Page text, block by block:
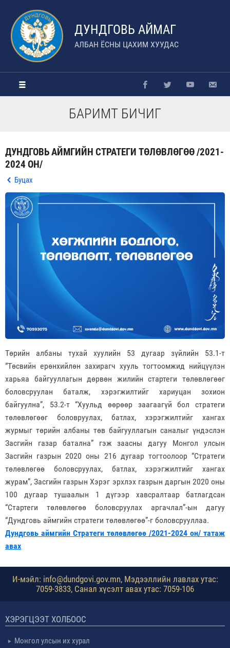
ДУНДГОВЬ АЙМАГ
АЛБАН ЁСНЫ ЦАХИМ ХУУДАС
БАРИМТ БИЧИГ
ДУНДГОВЬ АЙМГИЙН СТРАТЕГИ ТӨЛӨВЛӨГӨӨ /2021-
2024 ОН/
Буцах
Төрийн албаны тухай хуулийн 53 дугаар зүйлийн 53.1-т
“Төсвийн ерөнхийлөн захирагч хууль тогтоомжид нийцүүлэн
харьяа байгууллагын дөрвөн жилийн стартеги төлөвлөгөөг
боловсруулан баталж, хэрэгжилтийг хариуцан зохион
байгуулна”, 53.2-т “Хуульд өөрөөр заагаагүй бол стратеги
төлөвлөгөөг боловруулах, батлах, хэрэгжилтийг хангах
журмыг төрийн албаны төв байгууллагын саналыг үндэслэн
Засгийн газар батална” гэж заасны дагуу Монгол улсын
Засгийн газрын 2020 оны 216 дугаар тогтоолоор “Стратеги
төлөвлөгөө боловсруулах, батлах, хэрэгжилтийг хангах
журам”, Засгийн газрын Хэрэг эрхлэх газрын даргын 2020 оны
100 дугаар тушаалын 1 дүгээр хавсралтаар батлагдсан
“Стартеги төлөвлөгөө боловсруулах аргачлал”-ын дагуу
“Дундговь аймгийн стратеги төлөвлөгөө”-г боловсрууллаа.
Дундговь аймгийн Стратеги төлөвлөгөө /2021-2024 он/ татаж
авах
И-мэйл: info@dundgovi.gov.mn, Мэдээллийн лавлах утас:
7059-3833, Санал хүсэлт авах утас: 7059-106
ХЭРЭГЦЭЭТ ХОЛБООС
Монгол улсын их хурал